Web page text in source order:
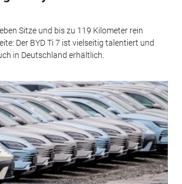
Sitze und bis zu 119 Kilometer rein
Der BYD Ti 7 ist vielseitig talentiert und
in Deutschland erhältlich.